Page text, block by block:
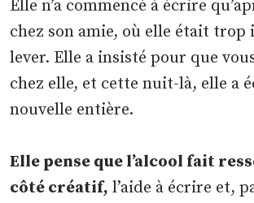
Elle n’a commencé à écrire
chez son amie, où elle était trop
lever. Elle a insisté pour que
chez elle, et cette nuit-là, elle a
nouvelle entière.
Elle pense que l’alcool fait
côté créatif, l’aide à écrire et,